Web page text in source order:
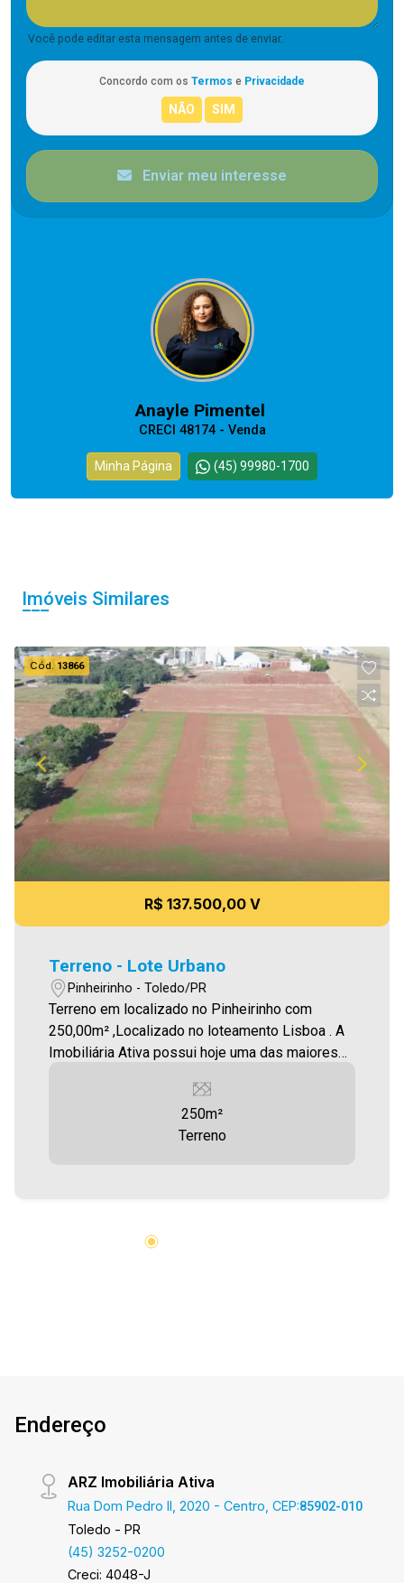
Você pode editar esta mensagem antes de enviar.
Concordo com os Termos e Privacidade
Enviar meu interesse
Anayle Pimentel
CRECI 48174 - Venda
Minha Página (45) 99980-1700
Imóveis Similares
Cód.13866
R$ 137.500,00 V
Terreno - Lote Urbano
Pinheirinho - Toledo/PR
Terreno em localizado no Pinheirinho com
250,00m² ,Localizado no loteamento Lisboa . A
Imobiliária Ativa possui hoje uma das maiores
atuando com excelência tanto na locação quanto
imagens. Fotos meramente ilustrativas
250m²
Terreno
Endereço
ARZ Imobiliária Ativa
Rua Dom Pedro II, 2020 - Centro, CEP:85902-010
Toledo - PR
(45) 3252-0200
Creci: 4048-J